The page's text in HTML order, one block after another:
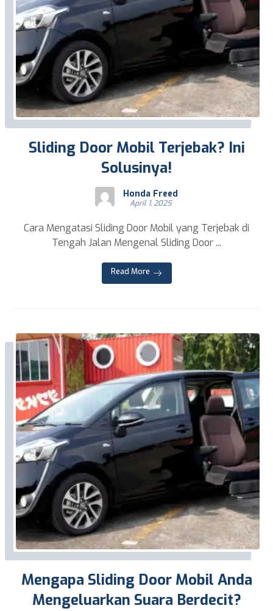
Sliding Door Mobil Terjebak? Ini
Solusinya!
Honda Freed
April 1, 2025
Cara Mengatasi Sliding Door Mobil yang Terjebak di
Tengah Jalan Mengenal Sliding Door ...
Read More
Mengapa Sliding Door Mobil Anda
Mengeluarkan Suara Berdecit?